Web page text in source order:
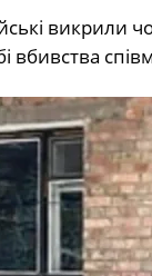
викрили
вбивства